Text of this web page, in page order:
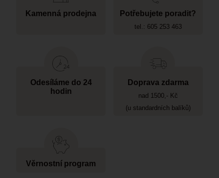
Kamenná prodejna Potřebujete poradit?
tel.: 605 253 463
Odesíláme do 24
hodin
Doprava zdarma
nad 1500,- Kč
(u standardních balíků)
Věrnostní program